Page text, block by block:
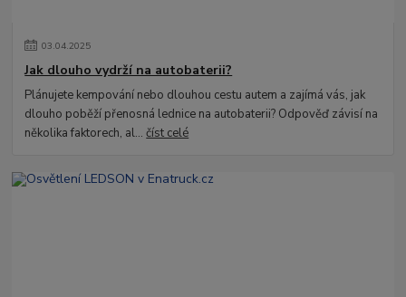
03.04.2025
Jak dlouho vydrží na autobaterii?
Plánujete kempování nebo dlouhou cestu autem a zajímá vás, jak
dlouho poběží přenosná lednice na autobaterii? Odpověď závisí na
několika faktorech, al...číst celé